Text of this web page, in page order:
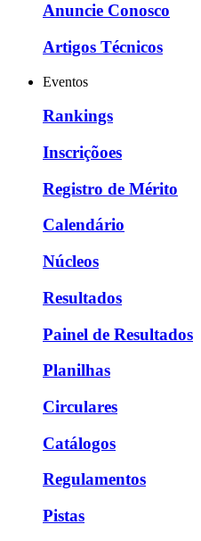
Anuncie Conosco
Artigos Técnicos
Eventos
Rankings
Inscriçõoes
Registro de Mérito
Calendário
Núcleos
Resultados
Painel de Resultados
Planilhas
Circulares
Catálogos
Regulamentos
Pistas